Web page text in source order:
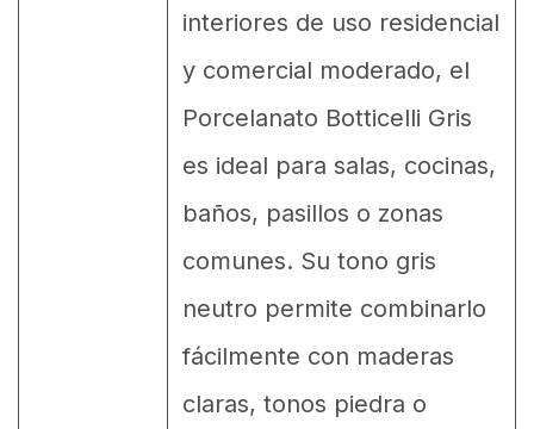
interiores de uso residencial
y comercial moderado, el
Porcelanato Botticelli Gris
es ideal para salas, cocinas,
baños, pasillos o zonas
comunes. Su tono gris
neutro permite combinarlo
fácilmente con maderas
claras, tonos piedra o